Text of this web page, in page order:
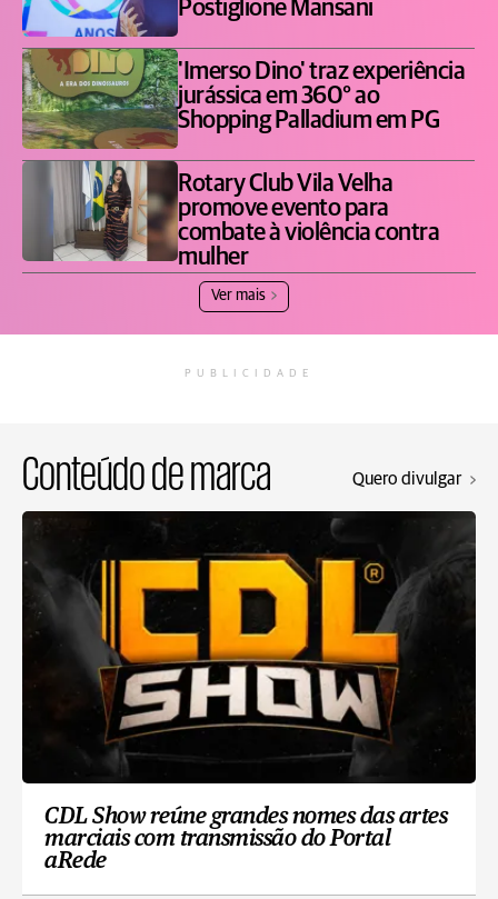
Postiglione Mansani
'Imerso Dino' traz experiência
jurássica em 360° ao
Shopping Palladium em PG
Rotary Club Vila Velha
promove evento para
combate à violência contra
mulher
Ver mais
PUBLICIDADE
Conteúdo de marca Quero divulgar
CDL Show reúne grandes nomes das artes
marciais com transmissão do Portal
aRede